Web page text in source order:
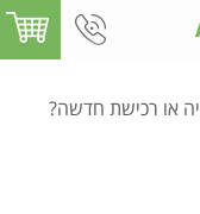
או רכישת חדשה?